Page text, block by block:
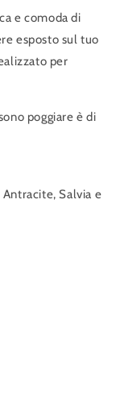
e comoda di
esposto sul tuo
per
poggiare è di
Salvia e